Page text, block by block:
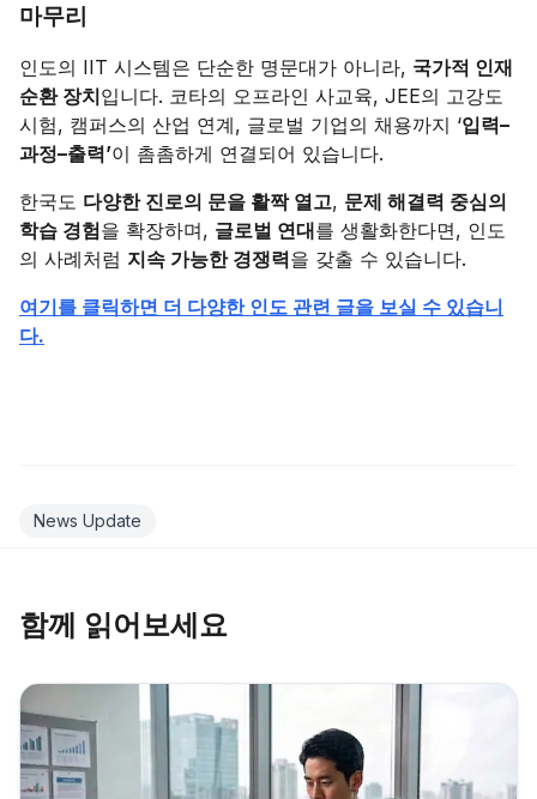
마무리
인도의 IIT 시스템은 단순한 명문대가 아니라, 국가적 인재
순환 장치입니다. 코타의 오프라인 사교육, JEE의 고강도
시험, 캠퍼스의 산업 연계, 글로벌 기업의 채용까지 ‘입력–
과정–출력’이 촘촘하게 연결되어 있습니다.
한국도 다양한 진로의 문을 활짝 열고, 문제 해결력 중심의
학습 경험을 확장하며, 글로벌 연대를 생활화한다면, 인도
의 사례처럼 지속 가능한 경쟁력을 갖출 수 있습니다.
여기를 클릭하면 더 다양한 인도 관련 글을 보실 수 있습니
다.
News Update
함께 읽어보세요